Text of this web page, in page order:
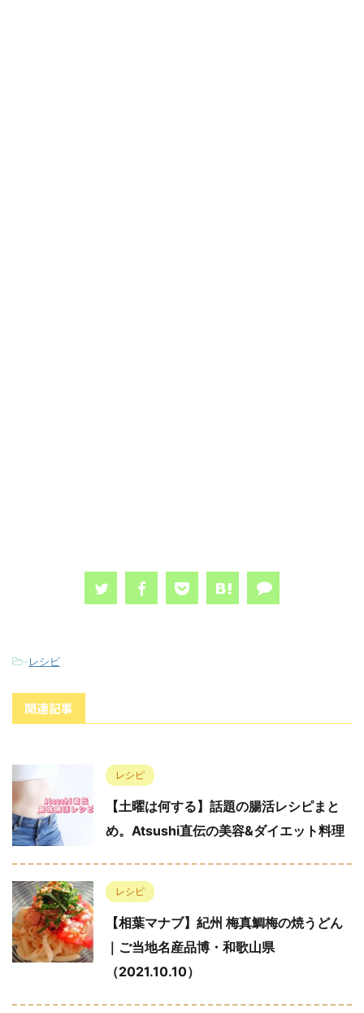
-レシピ
関連記事
レシピ
【土曜は何する】話題の腸活レシピまと
め。Atsushi直伝の美容&ダイエット料理
レシピ
【相葉マナブ】紀州 梅真鯛梅の焼うどん
｜ご当地名産品博・和歌山県
（2021.10.10）